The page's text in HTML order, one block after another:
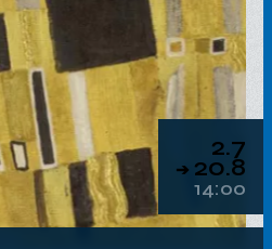
2.7
➔ 20.8
14:00